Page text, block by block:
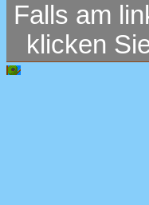
Falls am
klicken